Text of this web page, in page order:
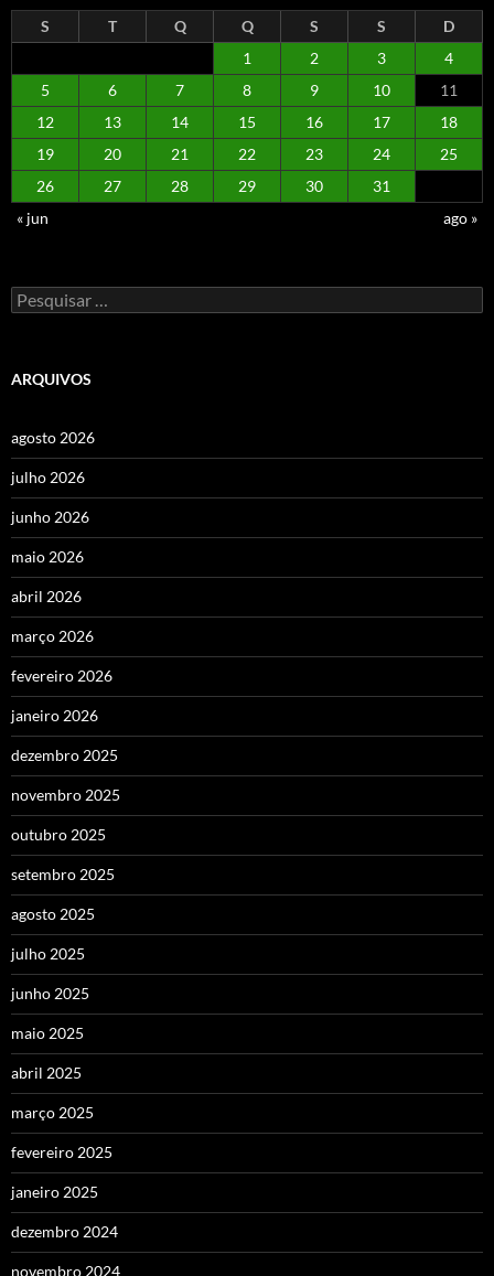
S T Q Q S S
D
1
2 3
4
5
6 7 8 9 10
11
12
13 14 15 16 17
18
19
20 21 22 23 24
25
26
27 28 29 30
31
« jun
ago »
Pesquisar
por:
ARQUIVOS
agosto 2026
julho 2026
junho 2026
maio 2026
abril 2026
março 2026
fevereiro 2026
janeiro 2026
dezembro 2025
novembro 2025
outubro 2025
setembro 2025
agosto 2025
julho 2025
junho 2025
maio 2025
abril 2025
março 2025
fevereiro 2025
janeiro 2025
dezembro 2024
novembro 2024